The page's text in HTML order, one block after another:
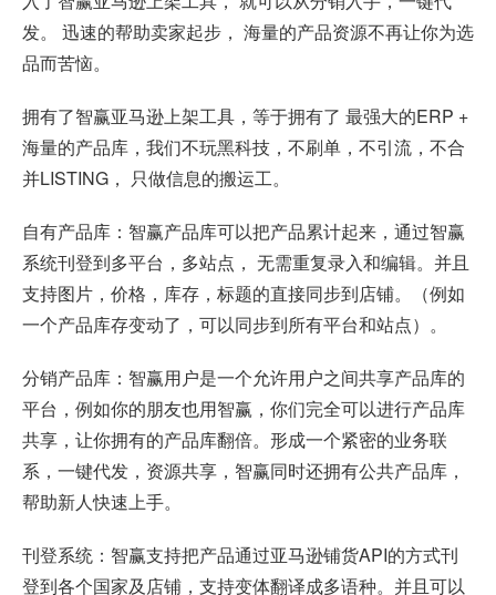
发。 迅速的帮助卖家起步， 海量的产品资源不再让你为选
品而苦恼。
拥有了智赢亚马逊上架工具，等于拥有了 最强大的ERP +
海量的产品库，我们不玩黑科技，不刷单，不引流，不合
并LISTING， 只做信息的搬运工。
自有产品库：智赢产品库可以把产品累计起来，通过智赢
系统刊登到多平台，多站点， 无需重复录入和编辑。并且
支持图片，价格，库存，标题的直接同步到店铺。（例如
一个产品库存变动了，可以同步到所有平台和站点）。
分销产品库：智赢用户是一个允许用户之间共享产品库的
平台，例如你的朋友也用智赢，你们完全可以进行产品库
共享，让你拥有的产品库翻倍。形成一个紧密的业务联
系，一键代发，资源共享，智赢同时还拥有公共产品库，
帮助新人快速上手。
刊登系统：智赢支持把产品通过亚马逊铺货API的方式刊
登到各个国家及店铺，支持变体翻译成多语种。并且可以